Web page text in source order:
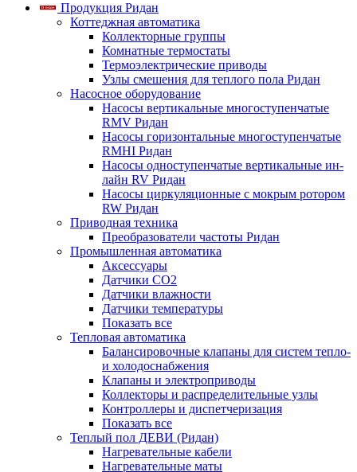
Продукция Ридан
Коттеджная автоматика
Коллекторные группы
Комнатные термостаты
Термоэлектрические приводы
Узлы смешения для теплого пола Ридан
Насосное оборудование
Насосы вертикальные многоступенчатые
RMV Ридан
Насосы горизонтальные многоступенчатые
RMHI Ридан
Насосы одноступенчатые вертикальные ин-
лайн RV Ридан
Насосы циркуляционные с мокрым ротором
RW Ридан
Приводная техника
Преобразователи частоты Ридан
Промышленная автоматика
Аксессуары
Датчики CO2
Датчики влажности
Датчики температуры
Показать все
Тепловая автоматика
Балансировочные клапаны для систем тепло-
и холодоснабжения
Клапаны и электроприводы
Коллекторы и распределительные узлы
Контроллеры и диспетчеризация
Показать все
Теплый пол ДЕВИ (Ридан)
Нагревательные кабели
Нагревательные маты